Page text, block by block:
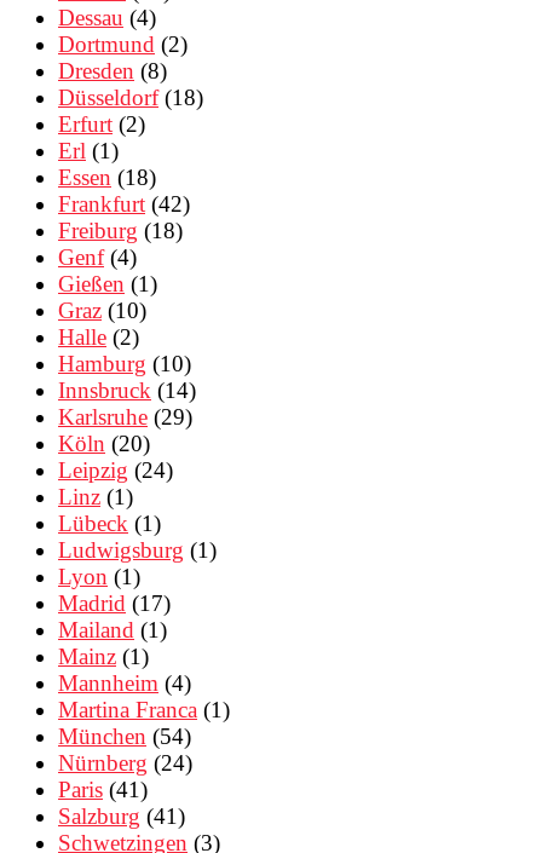
Dessau (4)
Dortmund (2)
Dresden (8)
Düsseldorf(18)
Erfurt (2)
Erl (1)
Essen (18)
Frankfurt (42)
Freiburg (18)
Genf(4)
Gießen (1)
Graz (10)
Halle (2)
Hamburg (10)
Innsbruck (14)
Karlsruhe (29)
Köln (20)
Leipzig (24)
Linz (1)
Lübeck (1)
Ludwigsburg (1)
Lyon (1)
Madrid (17)
Mailand (1)
Mainz (1)
Mannheim (4)
Martina Franca (1)
München (54)
Nürnberg (24)
Paris (41)
Salzburg (41)
Schwetzingen (3)